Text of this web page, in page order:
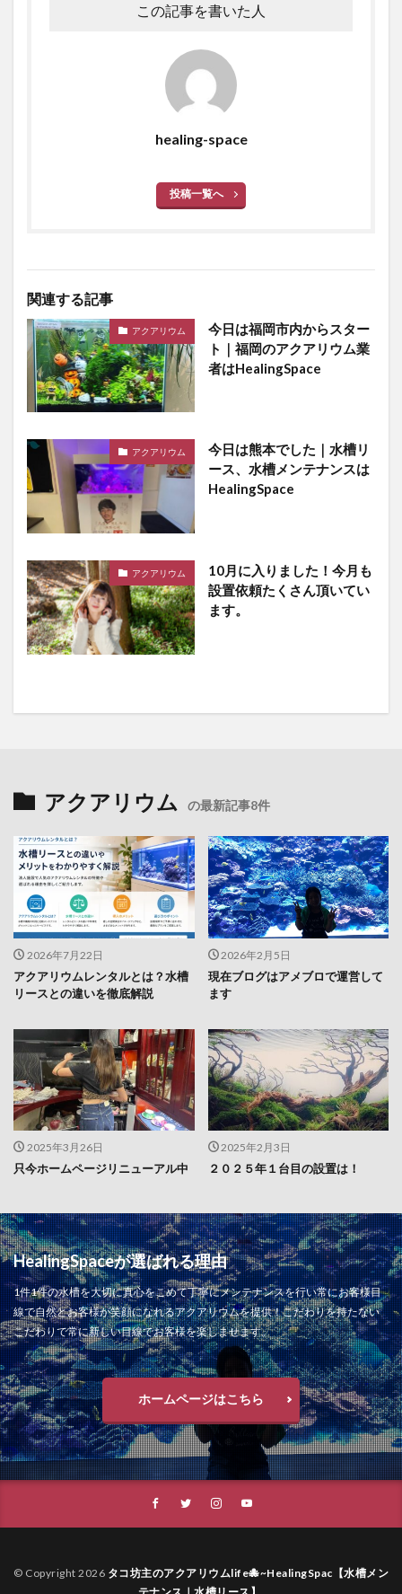
この記事を書いた人
healing-space
投稿一覧へ
関連する記事
アクアリウム
今日は福岡市内からスター
ト｜福岡のアクアリウム業
者はHealingSpace
アクアリウム
今日は熊本でした｜水槽リ
ース、水槽メンテナンスは
HealingSpace
アクアリウム
10月に入りました！今月も
設置依頼たくさん頂いてい
ます。
アクアリウム の最新記事8件
2026年7月22日
アクアリウムレンタルとは？水槽
リースとの違いを徹底解説
2026年2月5日
現在ブログはアメブロで運営して
ます
2025年3月26日
只今ホームページリニューアル中
2025年2月3日
２０２５年１台目の設置は！
HealingSpaceが選ばれる理由
1件1件の水槽を大切に真心をこめて丁寧にメンテナンスを行い常にお客様目
線で自然とお客様が笑顔になれるアクアリウムを提供！こだわりを持たない
こだわりで常に新しい目線でお客様を楽しませます。
ホームページはこちら
© Copyright 2026 タコ坊主のアクアリウムlife🐙~HealingSpac【水槽メン